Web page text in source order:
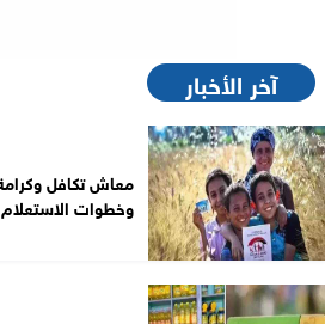
آخر الأخبار
وخطوات الاستعلام